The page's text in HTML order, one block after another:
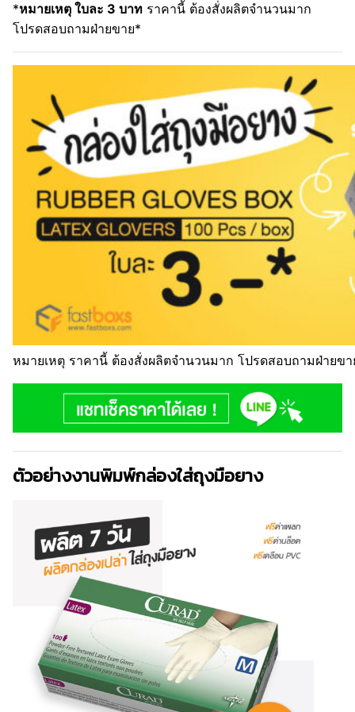
*หมายเหตุ ใบละ 3 บาท ราคานี้ ต้องสั่งผลิตจำนวนมาก
โปรดสอบถามฝ่ายขาย*
หมายเหตุ ราคานี้ ต้องสั่งผลิตจำนวนมาก โปรดสอบถามฝ่ายขา
ตัวอย่างงานพิมพ์กล่องใส่ถุงมือยาง